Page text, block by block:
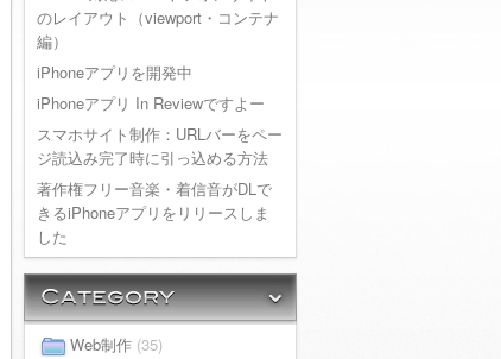
のレイアウト（viewport・コンテナ
編）
iPhoneアプリを開発中
iPhoneアプリ In Reviewですよー
スマホサイト制作：URLバーをペー
ジ読込み完了時に引っ込める方法
著作権フリー音楽・着信音がDLで
きるiPhoneアプリをリリースしま
した
Web制作 (35)